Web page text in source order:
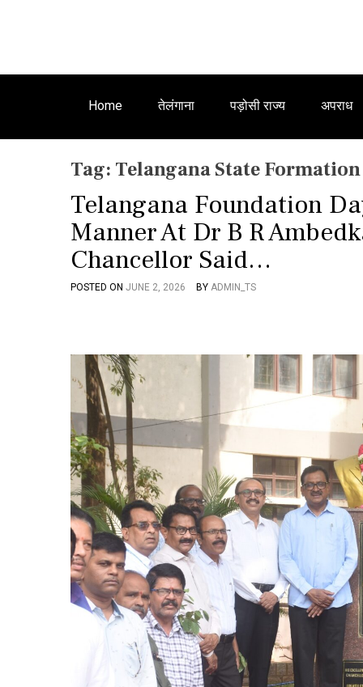
Home तेलंगाना पड़ोसी राज्य अपराध
Tag: Telangana State
Telangana Foundation
Manner At Dr B R
Chancellor Said…
POSTED ON JUNE 2, 2026 BY ADMIN_TS